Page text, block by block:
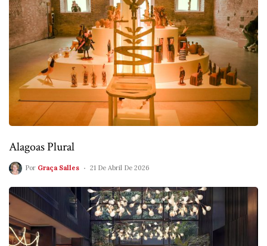
Alagoas Plural
Por Graça Salles 21 De Abril De 2026